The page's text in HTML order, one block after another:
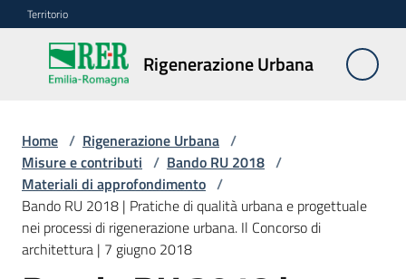
Vai al contenuto
Vai alla navigazione
Vai al footer
Territorio
Rigenerazione Urbana
Rigenerazione
Urbana
Misure
e
contributi
Menu selezionato
Strumenti
Home / Rigenerazione Urbana /
Misure e contributi / Bando RU 2018 /
Materiali di approfondimento /
Bando RU 2018 | Pratiche di qualità urbana e progettuale
nei processi di rigenerazione urbana. Il Concorso di
architettura | 7 giugno 2018